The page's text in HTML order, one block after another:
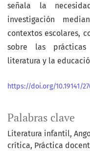
Palabras clave
Literatura infantil
crítica Práctica
señala la
investigación
contextos escolares,
sobre las
literatura y la
https://doi.org/10.19141/